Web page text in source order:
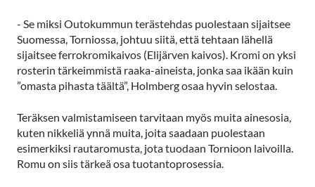
- Se miksi Outokummun terästehdas puolestaan sijaitsee
Suomessa, Torniossa, johtuu siitä, että tehtaan lähellä
sijaitsee ferrokromikaivos (Elijärven kaivos). Kromi on yksi
rosterin tärkeimmistä raaka-aineista, jonka saa ikään kuin
”omasta pihasta täältä”, Holmberg osaa hyvin selostaa.
Teräksen valmistamiseen tarvitaan myös muita ainesosia,
kuten nikkeliä ynnä muita, joita saadaan puolestaan
esimerkiksi rautaromusta, jota tuodaan Tornioon laivoilla.
Romu on siis tärkeä osa tuotantoprosessia.